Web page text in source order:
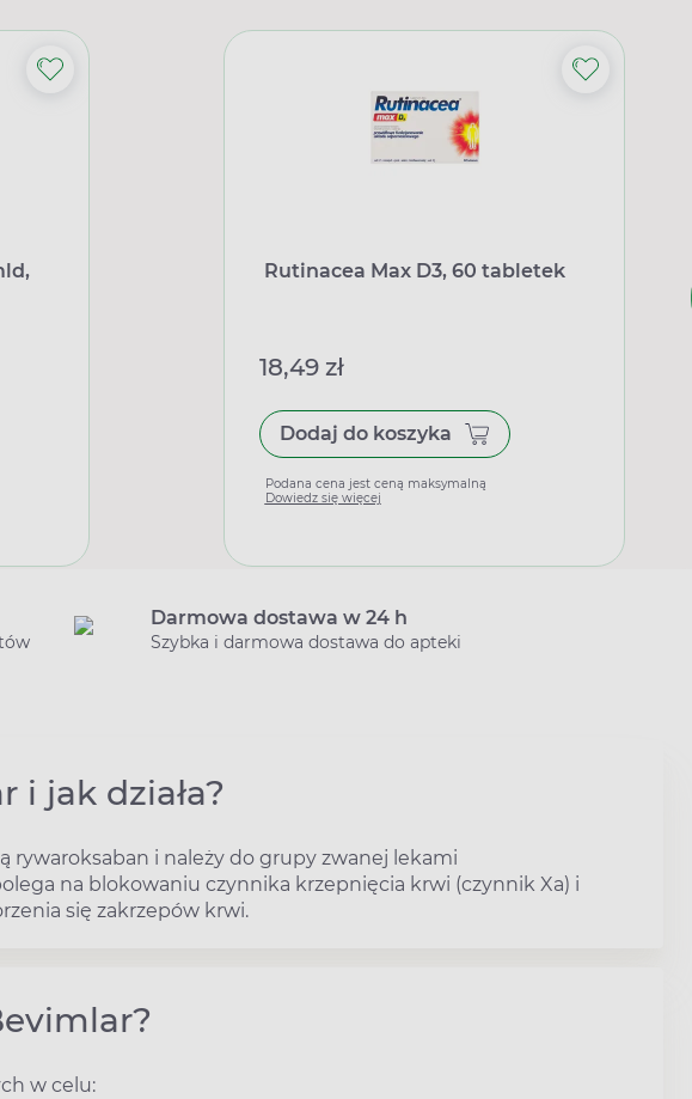
Rutinacea Max D3, 60 tabletek
18,49 zł
Dodaj do koszyka
Podana cena jest ceną maksymalną
Dowiedz się więcej
Darmowa dostawa w 24 h
Szybka i darmowa dostawa do apteki
i jak działa?
rywaroksaban i należy do grupy zwanej lekami
na blokowaniu czynnika krzepnięcia krwi (czynnik Xa) i
się zakrzepów krwi.
w celu: